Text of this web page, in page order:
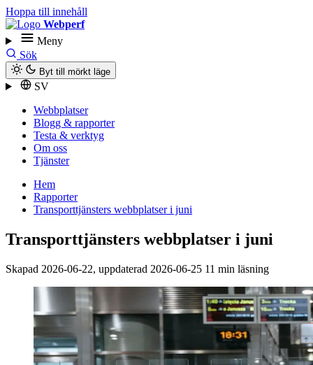
Hoppa till innehåll
Webperf
Meny
Sök
Byt till mörkt läge
SV
Webbplatser
Blogg & rapporter
Testa & verktyg
Om oss
Tjänster
Hem
Rapporter
Transport­tjänsters webbplatser i juni
Transport­tjänsters webbplatser i juni
Skapad 2026-06-22, uppdaterad 2026-06-25 11 min läsning